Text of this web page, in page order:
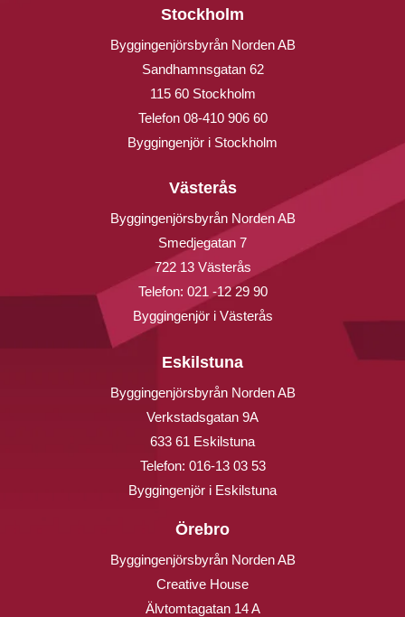
Stockholm
Byggingenjörsbyrån Norden AB
Sandhamnsgatan 62
115 60 Stockholm
Telefon 08-410 906 60
Byggingenjör i Stockholm
Västerås
Byggingenjörsbyrån Norden AB
Smedjegatan 7
722 13 Västerås
Telefon: 021 -12 29 90
Byggingenjör i Västerås
Eskilstuna
Byggingenjörsbyrån Norden AB
Verkstadsgatan 9A
633 61 Eskilstuna
Telefon: 016-13 03 53
Byggingenjör i Eskilstuna
Örebro
Byggingenjörsbyrån Norden AB
Creative House
Älvtomtagatan 14 A